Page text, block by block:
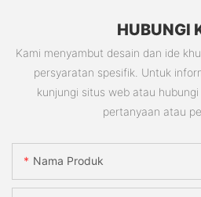
HUBUNGI
Kami menyambut desain dan ide
persyaratan spesifik. Untuk
kunjungi situs web atau
pertanyaan atau
Nama Produk